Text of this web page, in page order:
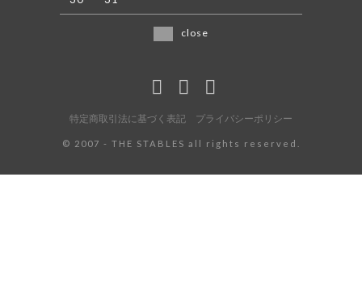
close
©️ 2007 - THE STABLES all rights reserved.
特定商取引法に基づく表記 プライバシーポリシー